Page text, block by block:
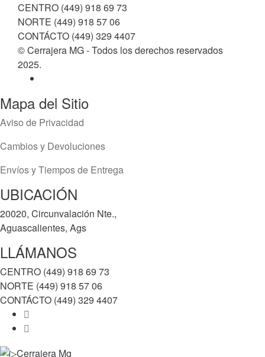
CENTRO (449) 918 69 73
NORTE (449) 918 57 06
CONTÁCTO (449) 329 4407
© Cerrajera MG - Todos los derechos reservados
2025.
Mapa del Sitio
Aviso de Privacidad
Cambios y Devoluciones
Envíos y Tiempos de Entrega
UBICACIÓN
20020, Circunvalación Nte.,
Aguascalientes, Ags
LLÁMANOS
CENTRO (449) 918 69 73
NORTE (449) 918 57 06
CONTÁCTO (449) 329 4407